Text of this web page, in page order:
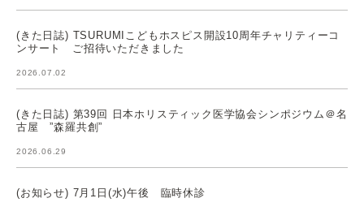
(きた日誌) TSURUMIこどもホスピス開設10周年チャリティーコ
ンサート ご招待いただきました
2026.07.02
(きた日誌) 第39回 日本ホリスティック医学協会シンポジウム＠名
古屋 ”森羅共創”
2026.06.29
(お知らせ) 7月1日(水)午後 臨時休診